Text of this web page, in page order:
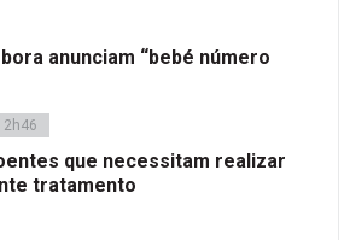
anunciam “bebé número
que necessitam realizar
tratamento